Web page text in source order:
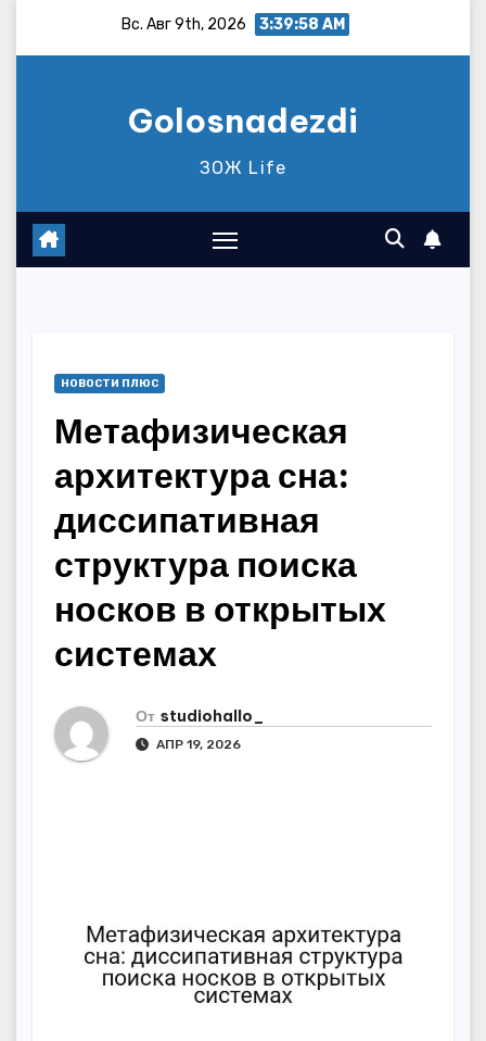
Вс. Авг 9th, 2026 3:39:59 AM
Golosnadezdi
ЗОЖ Life
НОВОСТИ ПЛЮС
Метафизическая
архитектура сна:
диссипативная
структура поиска
носков в открытых
системах
От studiohallo_
АПР 19, 2026